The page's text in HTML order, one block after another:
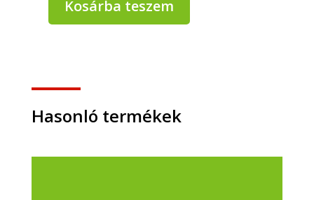
Domaclean
Vízkőoldó
Kosárba teszem
Hasonló termékek